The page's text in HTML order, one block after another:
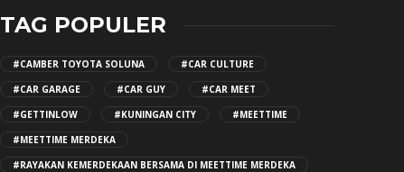
TAG POPULER
#CAMBER TOYOTA SOLUNA
#CAR CULTURE
#CAR GARAGE
#CAR GUY
#CAR MEET
#GETTINLOW
#KUNINGAN CITY
#MEETTIME
#MEETTIME MERDEKA
#RAYAKAN KEMERDEKAAN BERSAMA DI MEETTIME MERDEKA